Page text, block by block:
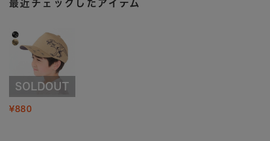
最近チェックしたアイテム
SOLDOUT
¥880